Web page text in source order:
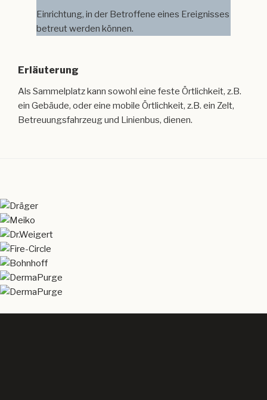
Einrichtung, in der Betroffene eines Ereignisses
betreut werden können.
Erläuterung
Als Sammelplatz kann sowohl eine feste Örtlichkeit, z.B.
ein Gebäude, oder eine mobile Örtlichkeit, z.B. ein Zelt,
Betreuungsfahrzeug und Linienbus, dienen.